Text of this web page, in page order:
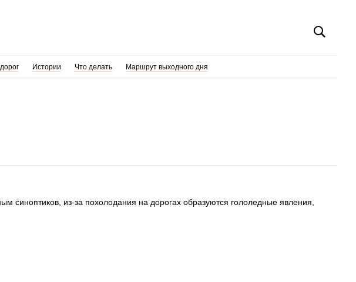
Истории Что делать Маршрут выходного дня
из-за похолодания на дорогах образуются гололедные явления,